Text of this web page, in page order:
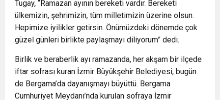
Tugay, “Ramazan ayının bereketi vardır. Bereketi
ülkemizin, şehrimizin, tüm milletimizin üzerine olsun.
Hepimize iyilikler getirsin. Önümüzdeki dönemde çok
güzel günleri birlikte paylaşmayı diliyorum” dedi.
Birlik ve beraberlik ayı ramazanda, her akşam bir ilçede
iftar sofrası kuran İzmir Büyükşehir Belediyesi, bugün
de Bergama’da dayanışmayı büyüttü. Bergama
Cumhuriyet Meydanı’nda kurulan sofraya İzmir